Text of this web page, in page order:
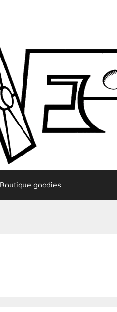
Boutique goodies